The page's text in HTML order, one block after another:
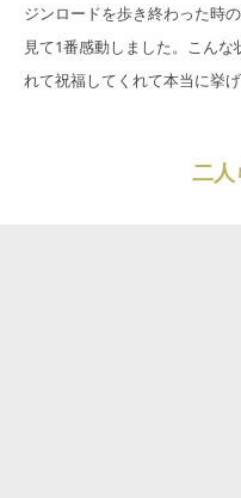
ジンロードを歩き終わった時
見て1番感動しました。こんな
れて祝福してくれて本当に挙
二人